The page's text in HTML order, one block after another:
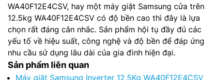
WA40F12E4CSV, hay một máy giặt Samsung cửa trên
12.5kg WA40F12E4CSV có độ bền cao thì đây là lựa
chọn rất đáng cân nhắc. Sản phẩm hội tụ đầy đủ các
yếu tố về hiệu suất, công nghệ và độ bền để đáp ứng
nhu cầu sử dụng lâu dài của gia đình hiện đại.
Sản phẩm liên quan
Máy giặt Samsung Inverter 12,5Kg WA40F12E4CSV